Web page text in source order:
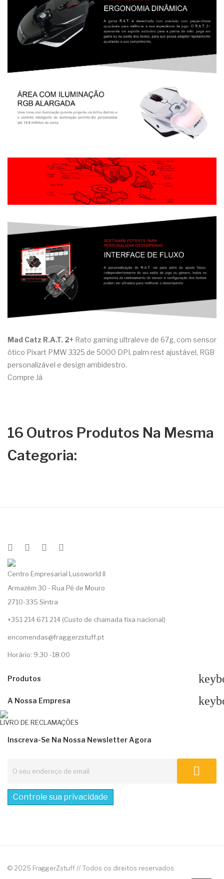
Mad Catz R.A.T. 2+ Rato gaming ultraleve de 67g, com sensor
ótico Pixart PMW 3325 de 5000 DPI, palm rest ajustável, RGB
personalizável e design ambidestro.
Compre Já
16 Outros Produtos Na Mesma
Categoria:
Centro Empresarial Lusoworld II
Armazém 30 - Rua Pé de Mouro
2710-335 Sintra
+351 214 671 214 (Custo de chamada fixa nacional)
encomendas@fraggerzstuff.pt
Horário: 9.30 -18.00
Produtos
A Nossa Empresa
LIVRO DE RECLAMAÇÕES
Inscreva-Se Na Nossa Newsletter Agora
Controle sua privacidade
© 2025 FraggerZstuff // Todos os direitos reservados.